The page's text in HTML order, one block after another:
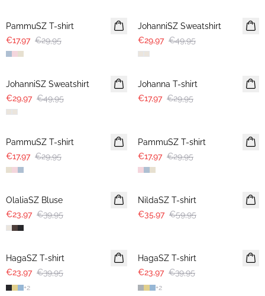
PammuSZ T-shirt
€17,97 €29,95
JohanniSZ Sweatshirt
€29,97 €49,95
-40%
JohanniSZ Sweatshirt
€29,97 €49,95
-40%
Johanna T-shirt
€17,97 €29,95
-40%
PammuSZ T-shirt
€17,97 €29,95
PammuSZ T-shirt
€17,97 €29,95
-40%
OlaliaSZ Bluse
€23,97 €39,95
-40%
NildaSZ T-shirt
€35,97 €59,95
-40%
HagaSZ T-shirt
€23,97 €39,95
+2
HagaSZ T-shirt
€23,97 €39,95
+2